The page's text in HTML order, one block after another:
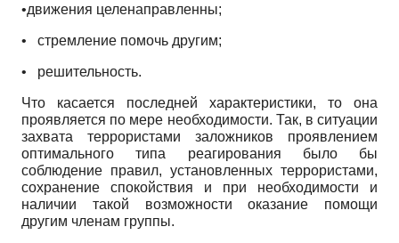
•движения целенаправленны;
• стремление помочь другим;
• решительность.
Что касается последней характеристики, то она
проявляется по мере необходимости. Так, в ситуации
захвата террористами заложников проявлением
оптимального типа реагирования было бы
соблюдение правил, установленных террористами,
сохранение спокойствия и при необходимости и
наличии такой возможности оказание помощи
другим членам группы.